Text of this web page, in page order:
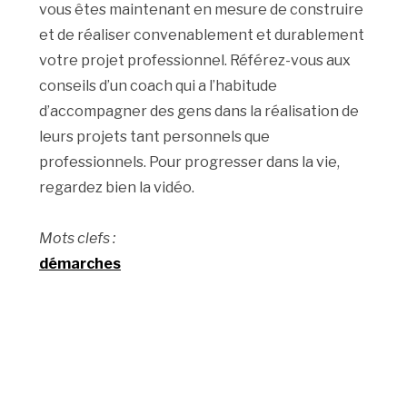
vous êtes maintenant en mesure de construire
et de réaliser convenablement et durablement
votre projet professionnel. Référez-vous aux
conseils d’un coach qui a l’habitude
d’accompagner des gens dans la réalisation de
leurs projets tant personnels que
professionnels. Pour progresser dans la vie,
regardez bien la vidéo.
Mots clefs :
démarches